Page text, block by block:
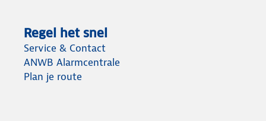
Regel het snel
Service & Contact
ANWB Alarmcentrale
Plan je route